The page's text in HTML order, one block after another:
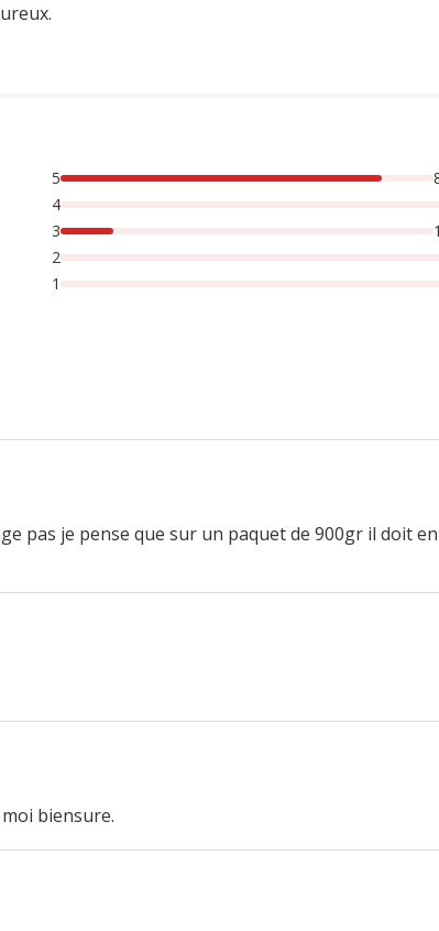
lont noté avec {1} étoiles,
5
4
3
2
1
pas je pense que sur un paquet de 900gr il doit en
biensure.